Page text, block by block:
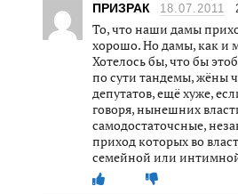
ПРИЗРАК 18.07.2011
То, что наши дамы
хорошо. Но дамы, как и
Хотелось бы, что бы
по сути тандемы, жёны
депутатов, ещё хуже,
говоря, нынешних
самодостаточсные,
приход которых во
семейной или